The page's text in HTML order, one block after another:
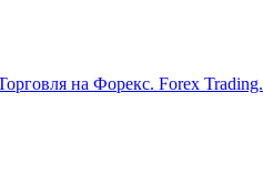
на Форекс. Forex Trading.